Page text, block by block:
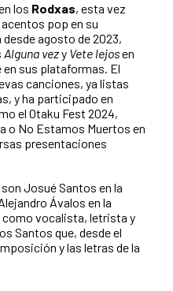
los Rodxas, esta vez
pop en su
agosto de 2023,
Alguna vezy Vete lejosen
en sus plataformas. El
canciones, ya listas
y ha participado en
el Otaku Fest 2024,
o No Estamos Muertos en
presentaciones
Josué Santos en la
Ávalos en la
vocalista, letrista y
Santos que, desde el
y las letras de la